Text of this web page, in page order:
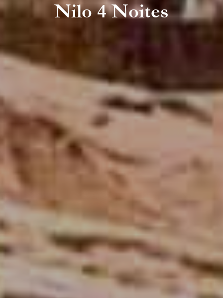
Nilo 4 Noites